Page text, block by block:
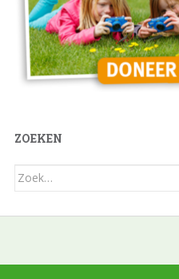
ZOEKEN
Zoek